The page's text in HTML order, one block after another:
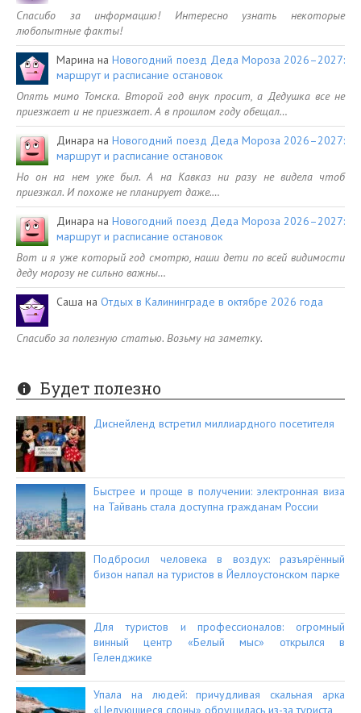
Спасибо за информацию! Интересно узнать некоторые
любопытные факты!
Марина наНовогодний поезд Деда Мороза 2026–2027:
маршрут и расписание остановок
Опять мимо Томска. Второй год внук просит, а Дедушка все не
приезжает и не приезжает. А в прошлом году обещал…
Динара наНовогодний поезд Деда Мороза 2026–2027:
маршрут и расписание остановок
Но он на нем уже был. А на Кавказ ни разу не видела чтоб
приезжал. И похоже не планирует даже.…
Динара наНовогодний поезд Деда Мороза 2026–2027:
маршрут и расписание остановок
Вот и я уже который год смотрю, наши дети по всей видимости
деду морозу не сильно важны…
Саша на Отдых в Калининграде в октябре 2026 года
Спасибо за полезную статью. Возьму на заметку.
Будет полезно
Диснейленд встретил миллиардного посетителя
Быстрее и проще в получении: электронная виза
на Тайвань стала доступна гражданам России
Подбросил человека в воздух: разъярённый
бизон напал на туристов в Йеллоустонском парке
Для туристов и профессионалов: огромный
винный центр «Белый мыс» открылся в
Геленджике
Упала на людей: причудливая скальная арка
«Целующиеся слоны» обрушилась из-за туриста